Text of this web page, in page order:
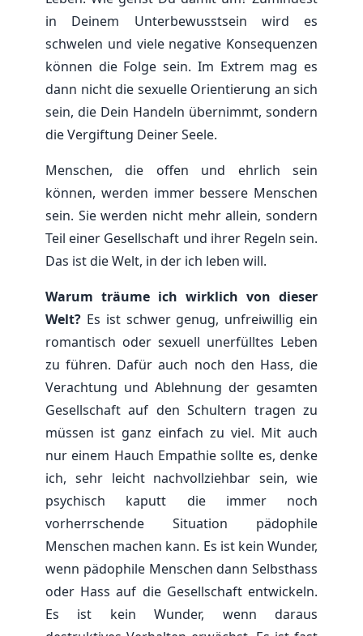
in Deinem Unterbewusstsein wird es
schwelen und viele negative Konsequenzen
können die Folge sein. Im Extrem mag es
dann nicht die sexuelle Orientierung an sich
sein, die Dein Handeln übernimmt, sondern
die Vergiftung Deiner Seele.
Menschen, die offen und ehrlich sein
können, werden immer bessere Menschen
sein. Sie werden nicht mehr allein, sondern
Teil einer Gesellschaft und ihrer Regeln sein.
Das ist die Welt, in der ich leben will.
Warum träume ich wirklich von dieser
Welt? Es ist schwer genug, unfreiwillig ein
romantisch oder sexuell unerfülltes Leben
zu führen. Dafür auch noch den Hass, die
Verachtung und Ablehnung der gesamten
Gesellschaft auf den Schultern tragen zu
müssen ist ganz einfach zu viel. Mit auch
nur einem Hauch Empathie sollte es, denke
ich, sehr leicht nachvollziehbar sein, wie
psychisch kaputt die immer noch
vorherrschende Situation pädophile
Menschen machen kann. Es ist kein Wunder,
wenn pädophile Menschen dann Selbsthass
oder Hass auf die Gesellschaft entwickeln.
Es ist kein Wunder, wenn daraus